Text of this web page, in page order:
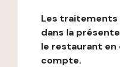
Les traitements
dans la
le restaurant
compte.